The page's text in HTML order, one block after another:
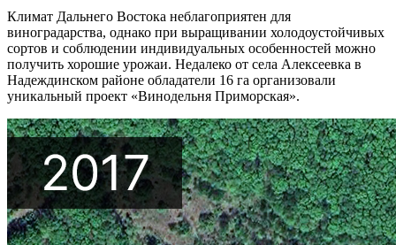
Климат Дальнего Востока неблагоприятен для
виноградарства, однако при выращивании холодоустойчивых
сортов и соблюдении индивидуальных особенностей можно
получить хорошие урожаи. Недалеко от села Алексеевка в
Надеждинском районе обладатели 16 га организовали
уникальный проект «Винодельня Приморская».